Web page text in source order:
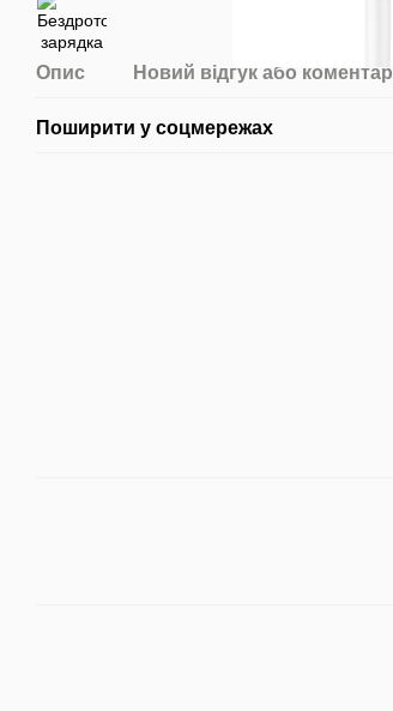
Опис Новий відгук або коментар
Поширити у соцмережах